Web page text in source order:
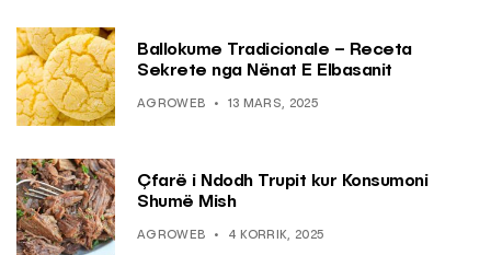
Ballokume Tradicionale – Receta
Sekrete nga Nënat E Elbasanit
AGROWEB 13 MARS, 2025
Çfarë i Ndodh Trupit kur Konsumoni
Shumë Mish
AGROWEB 4 KORRIK, 2025